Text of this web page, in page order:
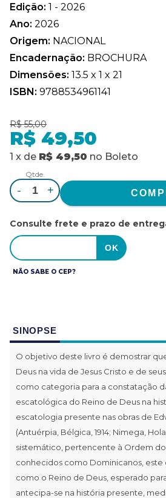
Edição: 1 - 2026
Ano: 2026
Origem: NACIONAL
Encadernação: BROCHURA
Dimensões: 13.5 x 1 x 21
ISBN: 9788534961141
R$ 55,00
R$ 49,50
1 x de R$ 49,50 no Boleto
Qtde.
- +
Consulte frete e prazo de
NÃO SABE O CEP?
SINOPSE
O objetivo deste livro é demostrar
Deus na vida de Jesus Cristo e de
como categoria para a constatação
escatológica do Reino de Deus na
escatologia presente nas obras de
(Antuérpia, Bélgica, 1914; Nimega,
sistemático, pertencente à Ordem
conhecidos como Dominicanos, este
como o Reino de Deus, esperado
antecipa-se na história presente,